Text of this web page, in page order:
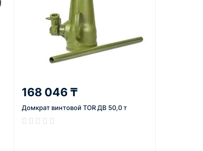
168 046 ₸
Домкрат винтовой TOR ДВ 50,0 т